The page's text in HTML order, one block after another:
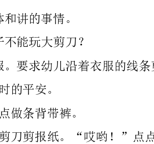
点点用平安小剪刀剪彩色纸，剪了一朵漂亮的窗花。
点点学着妈妈的样子，用大剪刀剪报纸。“哎哟！”点点的小